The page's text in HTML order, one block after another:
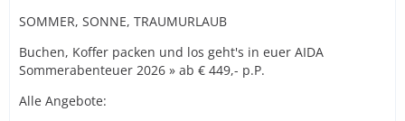
SOMMER, SONNE, TRAUMURLAUB
Buchen, Koffer packen und los geht's in euer AIDA
Sommerabenteuer 2026 » ab € 449,- p.P.
Alle Angebote: